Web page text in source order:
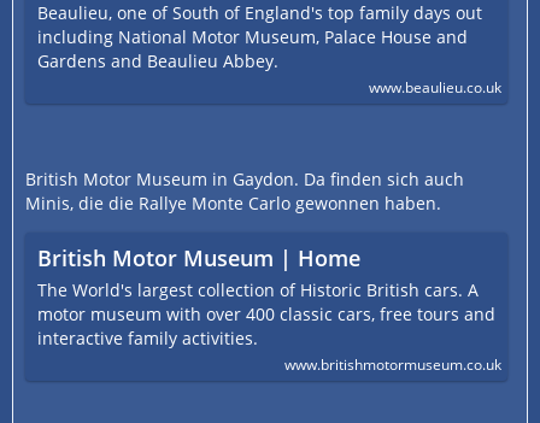
Beaulieu, one of South of England's top family days out
including National Motor Museum, Palace House and
Gardens and Beaulieu Abbey.
www.beaulieu.co.uk
British Motor Museum in Gaydon. Da finden sich auch
Minis, die die Rallye Monte Carlo gewonnen haben.
British Motor Museum | Home
The World's largest collection of Historic British cars. A
motor museum with over 400 classic cars, free tours and
interactive family activities.
www.britishmotormuseum.co.uk